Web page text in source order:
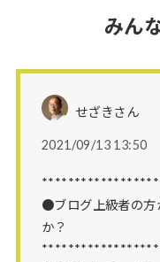
みん
せざきさん
2021/09/13 13:50
●ブログ上級者の方
か？